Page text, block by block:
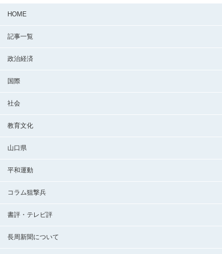
HOME
記事一覧
政治経済
国際
社会
教育文化
山口県
平和運動
コラム狙撃兵
書評・テレビ評
長周新聞について